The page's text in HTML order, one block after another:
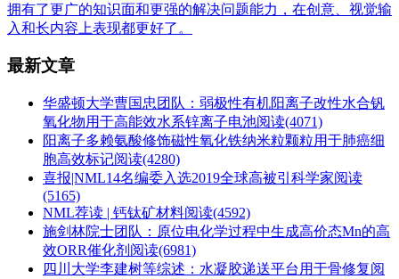
拥有了更广的知识面和更强的解决问题能力，在创意、视觉输
入和长内容上表现都更好了。
最新文章
华盛顿大学曹国忠团队：弱极性有机阳离子改性水合钒
氧化物用于高能效水系锌离子电池阅读(4071)
阳离子多赖氨酸修饰磁性氧化铁纳米粒颗粒用于肺癌细
胞高效标记阅读(4280)
喜报|NML14名编委入选2019全球高被引科学家阅读
(5165)
NML荐读 | 钙钛矿材料阅读(4592)
施剑林院士团队：原位电化学过程中生成高价态Mn的高
效ORR催化剂 阅读(6981)
四川大学李建树等综述：水凝胶递送平台用于骨修复阅